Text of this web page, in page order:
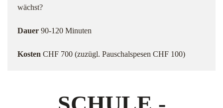
wächst?
Dauer 90-120 Minuten
Kosten CHF 700 (zuzügl. Pauschalspesen CHF 100)